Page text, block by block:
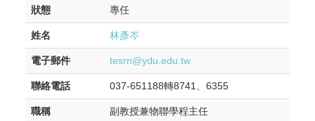
狀態 專任
姓名 林彥岑
電子郵件 tesrn@ydu.edu.tw
聯絡電話 037-651188轉8741、6355
職稱 副教授兼物聯學程主任